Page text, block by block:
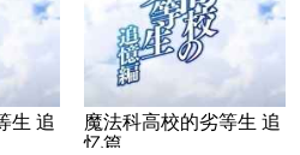
生 追
魔法科高校的劣等生 追
忆篇